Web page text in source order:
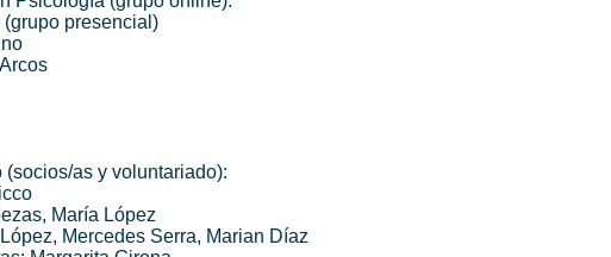
presencial)
as y voluntariado):
María López
Mercedes Serra, Marian Díaz